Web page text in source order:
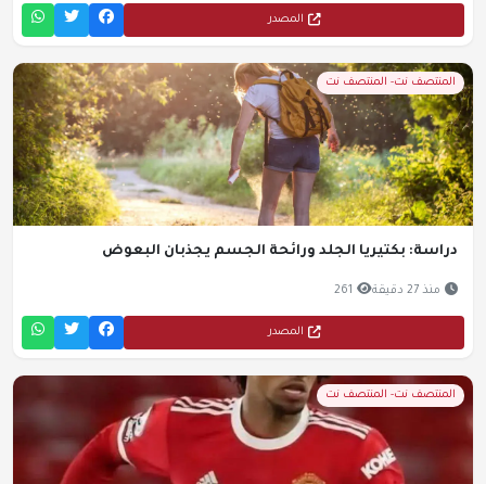
المصدر
المنتصف نت- المنتصف نت
دراسة: بكتيريا الجلد ورائحة الجسم يجذبان البعوض
منذ 27 دقيقة 261
المصدر
المنتصف نت- المنتصف نت